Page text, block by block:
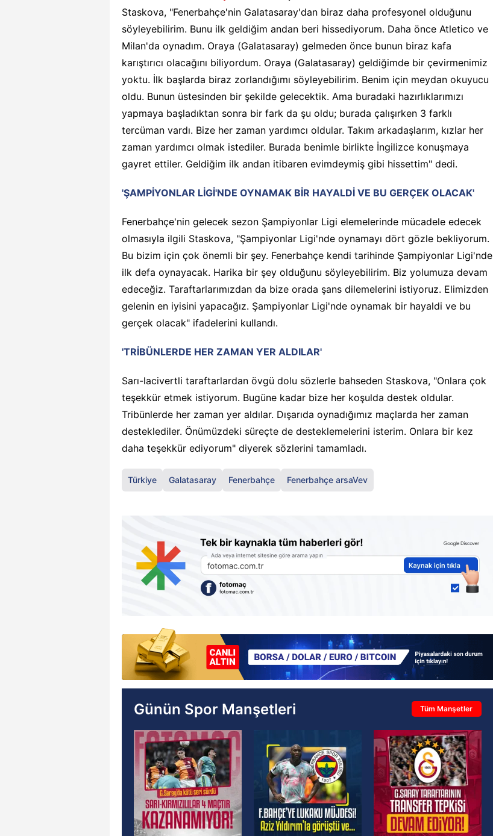
Staskova, "Fenerbahçe'nin Galatasaray'dan biraz daha profesyonel olduğunu
söyleyebilirim. Bunu ilk geldiğim andan beri hissediyorum. Daha önce Atletico ve
Milan'da oynadım. Oraya (Galatasaray) gelmeden önce bunun biraz kafa
karıştırıcı olacağını biliyordum. Oraya (Galatasaray) geldiğimde bir çevirmenimiz
yoktu. İlk başlarda biraz zorlandığımı söyleyebilirim. Benim için meydan okuyucu
oldu. Bunun üstesinden bir şekilde gelecektik. Ama buradaki hazırlıklarımızı
yapmaya başladıktan sonra bir fark da şu oldu; burada çalışırken 3 farklı
tercüman vardı. Bize her zaman yardımcı oldular. Takım arkadaşlarım, kızlar her
zaman yardımcı olmak istediler. Burada benimle birlikte İngilizce konuşmaya
gayret ettiler. Geldiğim ilk andan itibaren evimdeymiş gibi hissettim" dedi.
'ŞAMPİYONLAR LİGİ'NDE OYNAMAK BİR HAYALDİ VE BU GERÇEK OLACAK'
Fenerbahçe'nin gelecek sezon Şampiyonlar Ligi elemelerinde mücadele edecek
olmasıyla ilgili Staskova, "Şampiyonlar Ligi'nde oynamayı dört gözle bekliyorum.
Bu bizim için çok önemli bir şey. Fenerbahçe kendi tarihinde Şampiyonlar Ligi'nde
ilk defa oynayacak. Harika bir şey olduğunu söyleyebilirim. Biz yolumuza devam
edeceğiz. Taraftarlarımızdan da bize orada şans dilemelerini istiyoruz. Elimizden
gelenin en iyisini yapacağız. Şampiyonlar Ligi'nde oynamak bir hayaldi ve bu
gerçek olacak" ifadelerini kullandı.
'TRİBÜNLERDE HER ZAMAN YER ALDILAR'
Sarı-lacivertli taraftarlardan övgü dolu sözlerle bahseden Staskova, "Onlara çok
teşekkür etmek istiyorum. Bugüne kadar bize her koşulda destek oldular.
Tribünlerde her zaman yer aldılar. Dışarıda oynadığımız maçlarda her zaman
desteklediler. Önümüzdeki süreçte de desteklemelerini isterim. Onlara bir kez
daha teşekkür ediyorum" diyerek sözlerini tamamladı.
Türkiye Galatasaray Fenerbahçe Fenerbahçe arsaVev
Günün Spor Manşetleri Tüm Manşetler